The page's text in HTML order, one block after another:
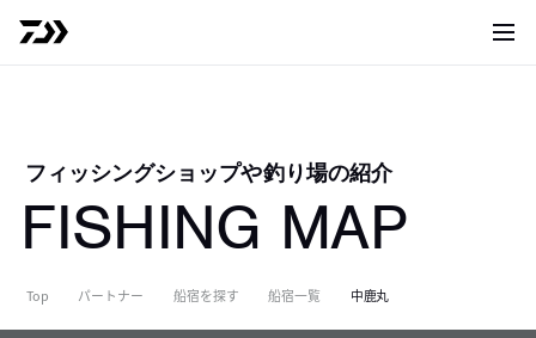
サイ
フィッシングショップや釣り場の紹介
FISHING MAP
Top パートナー 船宿を探す 船宿一覧 中鹿丸